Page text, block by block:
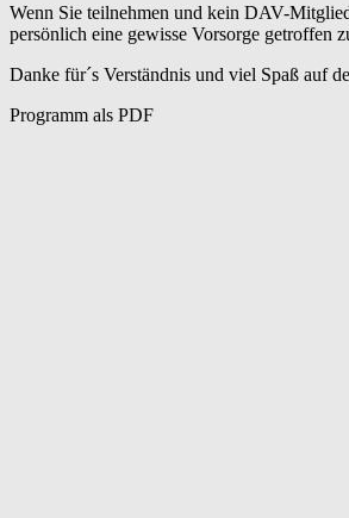
Wenn Sie teilnehmen und kein DAV-
persönlich eine gewisse Vorsorge getroffen
Danke für´s Verständnis und viel Spaß auf
Programm als PDF